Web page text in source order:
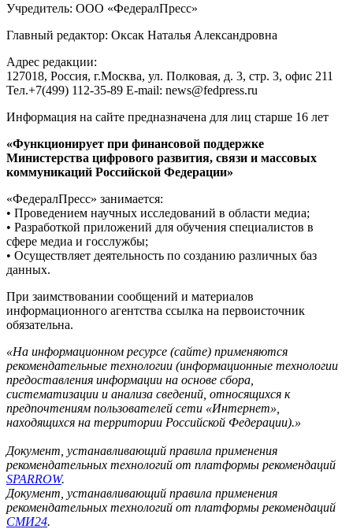
Учредитель: ООО «ФедералПресс»
Главный редактор: Оксак Наталья Александровна
Адрес редакции:
127018, Россия, г.Москва, ул. Полковая, д. 3, стр. 3, офис 211
Тел.+7(499) 112-35-89 E-mail: news@fedpress.ru
Информация на сайте предназначена для лиц старше 16 лет
«Функционирует при финансовой поддержке
Министерства цифрового развития, связи и массовых
коммуникаций Российской Федерации»
«ФедералПресс» занимается:
• Проведением научных исследований в области медиа;
• Разработкой приложений для обучения специалистов в
сфере медиа и госслужбы;
• Осуществляет деятельность по созданию различных баз
данных.
При заимствовании сообщений и материалов
информационного агентства ссылка на первоисточник
обязательна.
«На информационном ресурсе (сайте) применяются
рекомендательные технологии (информационные технологии
предоставления информации на основе сбора,
систематизации и анализа сведений, относящихся к
предпочтениям пользователей сети «Интернет»,
находящихся на территории Российской Федерации).»
Документ, устанавливающий правила применения
рекомендательных технологий от платформы рекомендаций
SPARROW.
Документ, устанавливающий правила применения
рекомендательных технологий от платформы рекомендаций
СМИ24.